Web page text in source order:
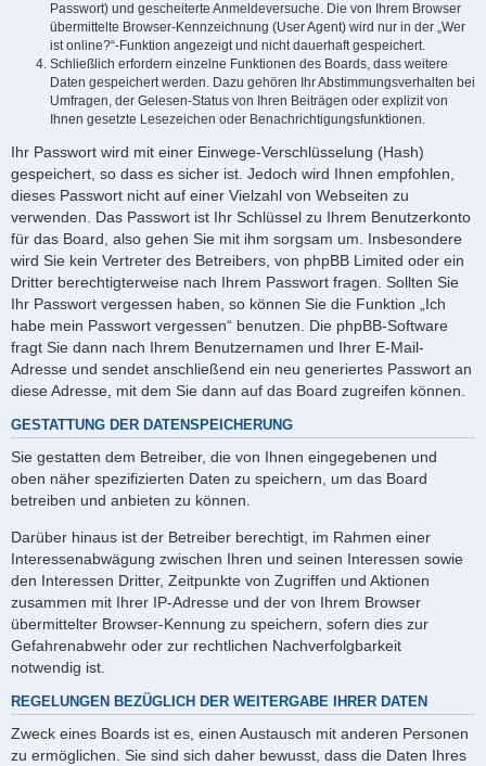
Passwort) und gescheiterte Anmeldeversuche. Die von Ihrem Browser
übermittelte Browser-Kennzeichnung (User Agent) wird nur in der „Wer
ist online?“-Funktion angezeigt und nicht dauerhaft gespeichert.
Schließlich erfordern einzelne Funktionen des Boards, dass weitere
Daten gespeichert werden. Dazu gehören Ihr Abstimmungsverhalten bei
Umfragen, der Gelesen-Status von Ihren Beiträgen oder explizit von
Ihnen gesetzte Lesezeichen oder Benachrichtigungsfunktionen.
Ihr Passwort wird mit einer Einwege-Verschlüsselung (Hash)
gespeichert, so dass es sicher ist. Jedoch wird Ihnen empfohlen,
dieses Passwort nicht auf einer Vielzahl von Webseiten zu
verwenden. Das Passwort ist Ihr Schlüssel zu Ihrem Benutzerkonto
für das Board, also gehen Sie mit ihm sorgsam um. Insbesondere
wird Sie kein Vertreter des Betreibers, von phpBB Limited oder ein
Dritter berechtigterweise nach Ihrem Passwort fragen. Sollten Sie
Ihr Passwort vergessen haben, so können Sie die Funktion „Ich
habe mein Passwort vergessen“ benutzen. Die phpBB-Software
fragt Sie dann nach Ihrem Benutzernamen und Ihrer E-Mail-
Adresse und sendet anschließend ein neu generiertes Passwort an
diese Adresse, mit dem Sie dann auf das Board zugreifen können.
GESTATTUNG DER DATENSPEICHERUNG
Sie gestatten dem Betreiber, die von Ihnen eingegebenen und
oben näher spezifizierten Daten zu speichern, um das Board
betreiben und anbieten zu können.
Darüber hinaus ist der Betreiber berechtigt, im Rahmen einer
Interessenabwägung zwischen Ihren und seinen Interessen sowie
den Interessen Dritter, Zeitpunkte von Zugriffen und Aktionen
zusammen mit Ihrer IP-Adresse und der von Ihrem Browser
übermittelter Browser-Kennung zu speichern, sofern dies zur
Gefahrenabwehr oder zur rechtlichen Nachverfolgbarkeit
notwendig ist.
REGELUNGEN BEZÜGLICH DER WEITERGABE IHRER DATEN
Zweck eines Boards ist es, einen Austausch mit anderen Personen
zu ermöglichen. Sie sind sich daher bewusst, dass die Daten Ihres